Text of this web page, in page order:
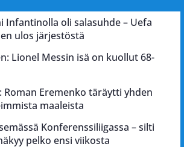
Infantinolla oli salasuhde – Uefa
ulos järjestöstä
Lionel Messin isä on kuollut 68-
Roman Eremenko täräytti yhden
maaleista
Konferenssiliigassa – silti
pelko ensi viikosta